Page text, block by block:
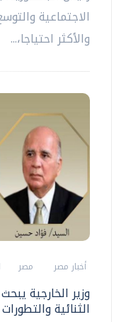
الاجتماعية
والأكثر احتياجا،...
أخبار مصر مصر
وزير الخارجية
الثنائية